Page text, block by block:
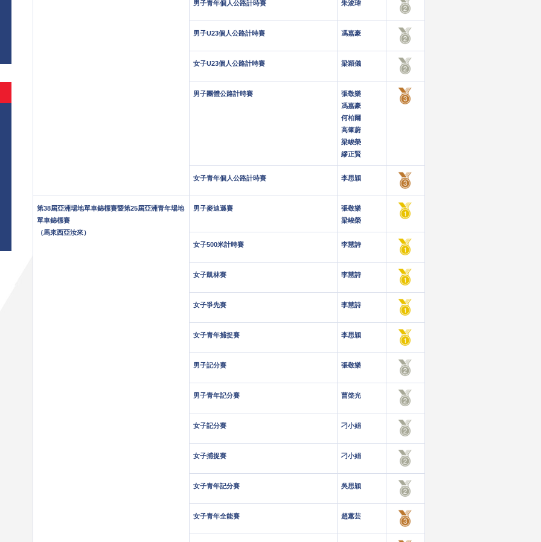
男子青年個人公路計時賽 朱浚瑋
男子U23個人公路計時賽 馮嘉豪
女子U23個人公路計時賽 梁穎儀
男子團體公路計時賽
張敬樂
馮嘉豪
何柏爾
高肇蔚
梁峻榮
繆正賢
女子青年個人公路計時賽 李思穎
第38屆亞洲場地單車錦標賽暨第25屆亞洲青年場地
單車錦標賽
（馬來西亞汝來）
男子麥迪遜賽
張敬樂
梁峻榮
女子500米計時賽 李慧詩
女子凱林賽 李慧詩
女子爭先賽 李慧詩
女子青年捕捉賽 李思穎
男子記分賽 張敬樂
男子青年記分賽 曹棨光
女子記分賽 刁小娟
女子捕捉賽 刁小娟
女子青年記分賽 吳思穎
女子青年全能賽 趙蕙芸